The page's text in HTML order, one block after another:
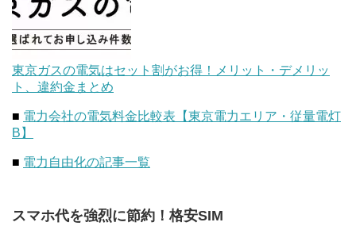
東京ガスの電気はセット割がお得！メリット・デメリッ
ト、違約金まとめ
■ 電力会社の電気料金比較表【東京電力エリア・従量電灯
B】
■ 電力自由化の記事一覧
スマホ代を強烈に節約！格安SIM